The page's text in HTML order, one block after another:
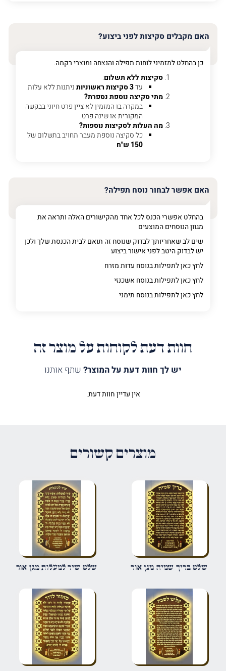
שלך
טלפון (חובה)
האם מקבלים סקיצות לפני ביצוע?
כן בהחלט למזמיני לוחות תפילה והנצחה ומוצרי רקמה.
סקיצות ללא תשלום:
עד3 סקיצות ראשוניות
ניתנות ללא עלות.
מתי סקיצה נוספת נספרת?
במקרה בו המזמין לא ציין פרט חיוני בבקשה
המקורית או שינה פרט.
מה העלות לסקיצות נוספות?
כל סקיצה נוספת מעבר תחויב בתשלום של
150 ש"ח
האם אפשר לבחור נוסח תפילה?
בהחלט אפשרי הכנס לכל אחד מהקישורים האלה ותראה את
מגוון הנוסחים המוצעים
שים לב שאחריותך לבדוק שנוסח זה תואם לבית הכנסת שלך ולכן
יש לבדוק היטב לפני אישור ביצוע
לחץ כאן לתפילות בנוסח עדות מזרח
לחץ כאן לתפילות בנוסח אשכנזי
לחץ כאן לתפילות בנוסח תימני
חוות דעת לקוחות על מוצר זה
יש לך חוות דעת על המוצר? שתף אותנו
הביקורת שלך*
שם*
אימייל*
שמור בדפדפן זה את השם, האימייל והאתר שלי לפעם הבאה שאגיב.
אין עדיין חוות דעת.
מוצרים קשורים
שלט בריך שמיה מגן אור שלט שיר למעלות מגן אור